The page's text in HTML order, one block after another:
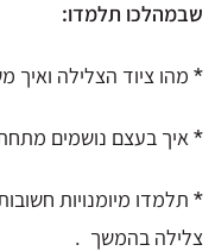
שבמהלכו תלמדו:
* מהו ציוד הצלילה ואיך
* איך בעצם נושמים
* תלמדו מיומנויות
צלילה בהמשך .